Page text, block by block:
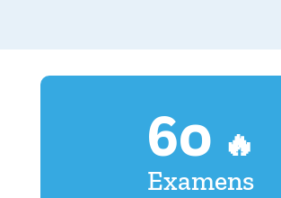
60 🔥
Examens